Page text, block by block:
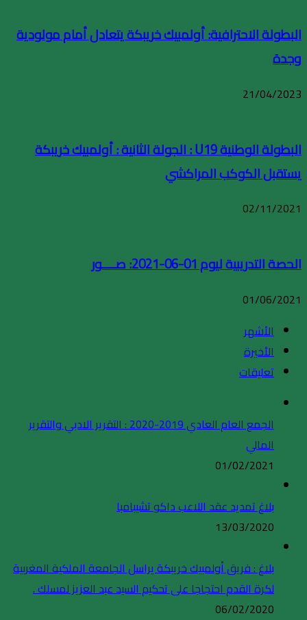
البطولة الاحترافية: أولمبيك خريبكة يتعادل أمام مولودية
وجدة
21/04/2023
البطولة الوطنية U19 : الجولة الثانية : أولمبيك خريبكة
يستقبل الكوكب المراكشي
02/11/2021
الحصة التدريبية ليوم 01-06-2021: صــــور
01/06/2021
الأشهر
الأخيرة
تعليقات
الجمع العام العادي 2019-2020 : التقرير الادبي والتقرير
المالي
01/02/2021
بلاغ تمديد عقد اللاعب داكو تشيبامبا
13/03/2020
بلاغ : فريق أولمبيك خريبكة يراسل الجامعة الملكية المغربية
لكرة القدم احتجاجا على تحكيم السيد عبد العزيز لمسلك .
06/02/2020